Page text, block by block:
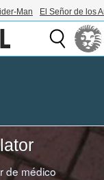
Man El Señor de los
de médico